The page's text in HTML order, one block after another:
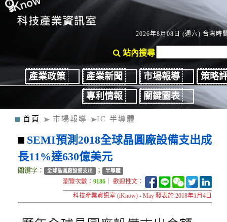
2026年8月08日 (週六) 台灣時
站內搜尋
產業政策 產業新聞 市場報導
策略
專利情報
關鍵圖表
首頁 市場報導 IC 半導體
SEMI預測2018全球晶圓廠設備支出成
長11%達630億美元
關鍵字： 全球晶圓廠設備支出 ； 半導體
瀏覽次數：9186 ｜ 歡迎推文：
科技產業資訊室 (iKnow) - May 發表於 2018年1月4日